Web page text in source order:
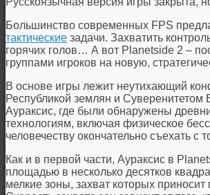
Большинство современных FPS
тактические задачи. Захватить
горячих голов… А вот Planetside 2 –
группами игроков на новую,
В основе игры лежит неутихающий
Республикой землян и Суверенитетом
Аураксис, где были обнаружены
технологиям, включая физическое
человечеству окончательно съехать
Как и в первой части, Аураксис в
площадью в несколько десятков
мелкие зоны, захват которых